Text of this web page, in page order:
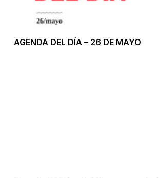
AGENDA DEL DÍA – 26 DE MAYO